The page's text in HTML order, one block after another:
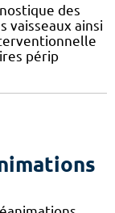
des
vaisseaux ainsi
périp